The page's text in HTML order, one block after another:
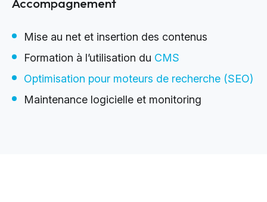
Mise au net et insertion des contenus
Formation à l’utilisation du CMS
Optimisation pour moteurs de recherche (SEO)
Maintenance logicielle et monitoring